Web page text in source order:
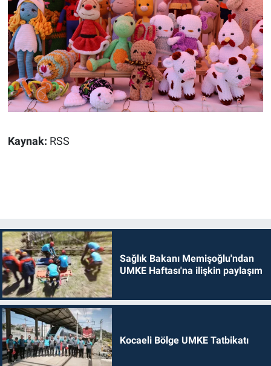
Kaynak: RSS
Sağlık Bakanı Memişoğlu'ndan
UMKE Haftası'na ilişkin paylaşım
Kocaeli Bölge UMKE Tatbikatı